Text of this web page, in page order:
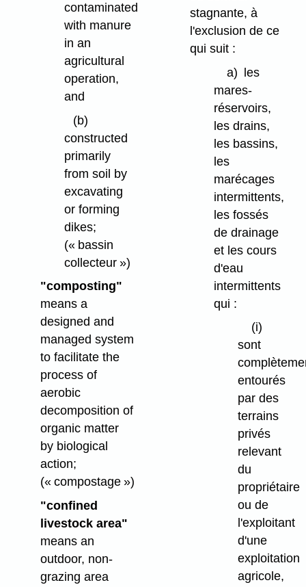
contaminated
with manure
in an
agricultural
operation,
and
(b)
constructed
primarily
from soil by
excavating
or forming
dikes;
(« bassin
collecteur »)
"composting"
means a
designed and
managed system
to facilitate the
process of
aerobic
decomposition of
organic matter
by biological
action;
(« compostage »)
"confined
livestock area"
means an
outdoor, non-
grazing area
stagnante, à
l'exclusion de ce
qui suit :
a) les
mares-
réservoirs,
les drains,
les bassins,
les
marécages
intermittents,
les fossés
de drainage
et les cours
d'eau
intermittents
qui :
(i)
sont
entourés
par des
terrains
privés
relevant
du
propriétaire
ou de
l'exploitant
d'une
exploitation
agricole,